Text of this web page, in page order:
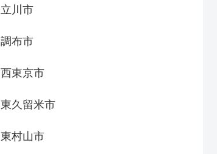
立川市
調布市
西東京市
東久留米市
東村山市